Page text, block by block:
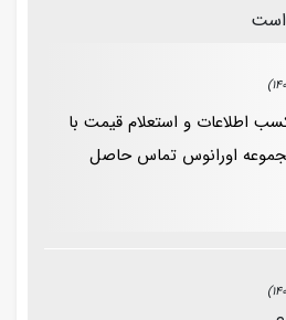
اطلاعات و استعلام قیمت با
اورانوس تماس حاصل